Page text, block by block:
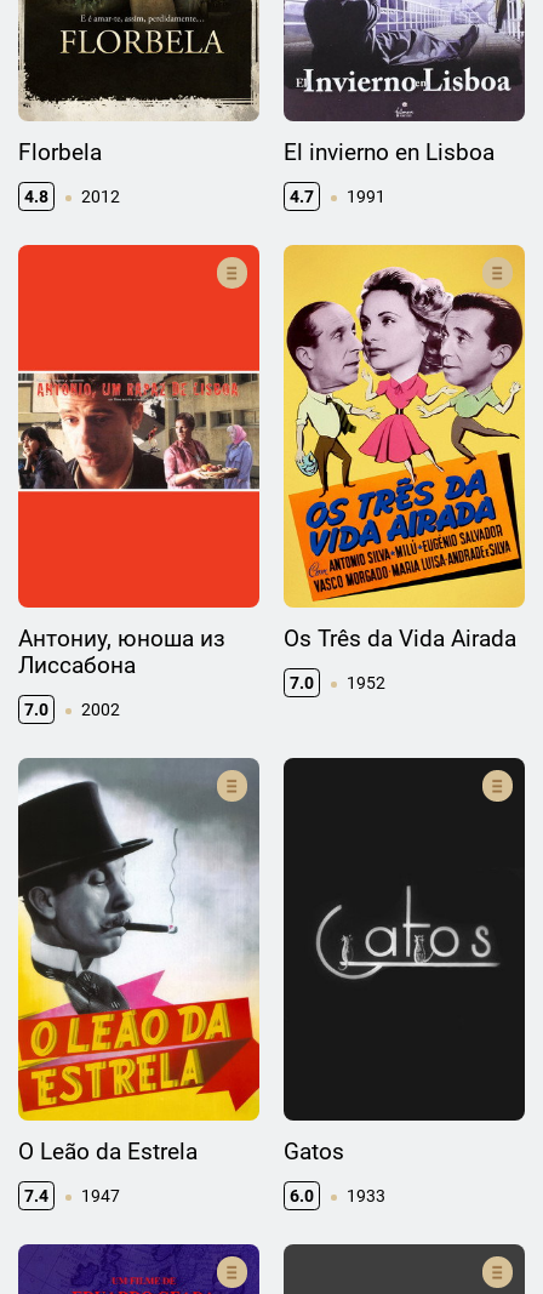
Florbela
4.8 2012
El invierno en Lisboa
4.7 1991
Антониу, юноша из
Лиссабона
7.0 2002
Os Três da Vida Airada
7.0 1952
O Leão da Estrela
7.4 1947
Gatos
6.0 1933